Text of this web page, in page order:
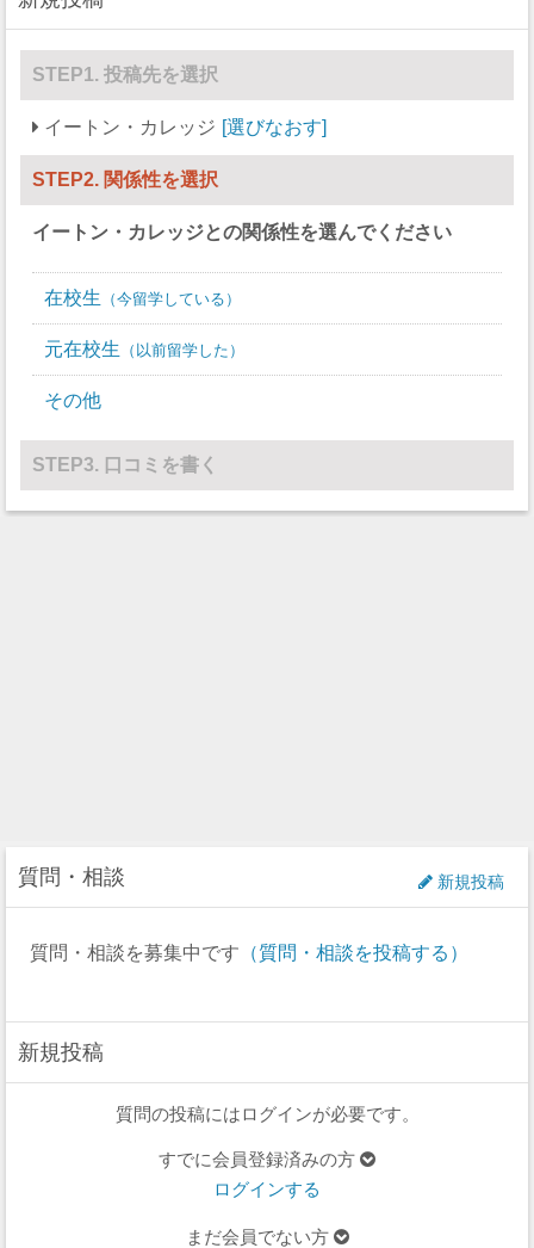
STEP1. 投稿先を選択
イートン・カレッジ 選びなおす
STEP2. 関係性を選択
イートン・カレッジとの関係性を選んでください
在校生 今留学している
元在校生 以前留学した
その他
STEP3. 口コミを書く
質問・相談 新規投稿
質問・相談を募集中です （質問・相談を投稿する）
新規投稿
質問の投稿にはログインが必要です。
すでに会員登録済みの方
ログインする
まだ会員でない方